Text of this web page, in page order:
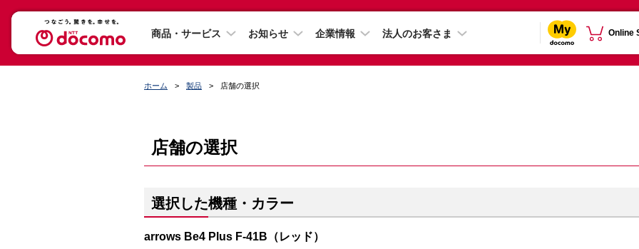
商品・サービス お知らせ 企業情報 法人のお客さま Online
ホーム 製品 店舗の選択
店舗の選択
選択した機種・カラー
arrows Be4 Plus F-41B（レッド）